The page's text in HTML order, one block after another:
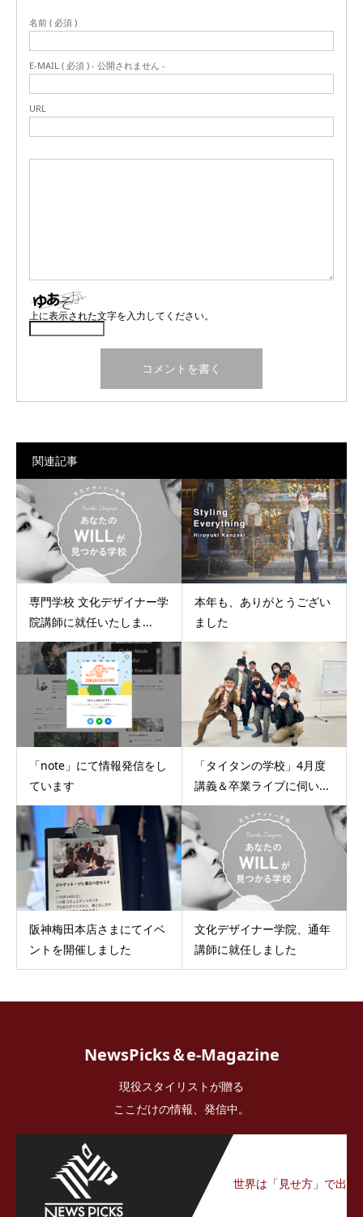
名前 ( 必須 )
E-MAIL ( 必須 ) - 公開されません -
URL
上に表示された文字を入力してください。
関連記事
専門学校 文化デザイナー学
院講師に就任いたしま...
本年も、ありがとうござい
ました
「note」にて情報発信をし
ています
「タイタンの学校」4月度
講義＆卒業ライブに伺い...
阪神梅田本店さまにてイベ
ントを開催しました
文化デザイナー学院、通年
講師に就任しました
NewsPicks＆e-Magazine
現役スタイリストが贈る
ここだけの情報、発信中。
NewsPicksトピックス
世界は「見せ方」で出